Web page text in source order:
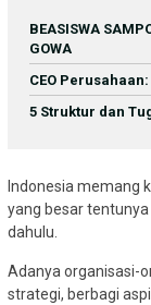
BEASISWA
GOWA
CEO
5 Struktur dan
Indonesia memang
yang besar
dahulu.
Adanya organisasi-
strategi, berbagi